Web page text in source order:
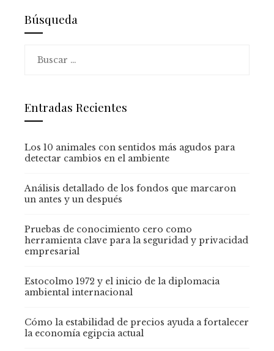
Búsqueda
Entradas Recientes
Los 10 animales con sentidos más agudos para
detectar cambios en el ambiente
Análisis detallado de los fondos que marcaron
un antes y un después
Pruebas de conocimiento cero como
herramienta clave para la seguridad y privacidad
empresarial
Estocolmo 1972 y el inicio de la diplomacia
ambiental internacional
Cómo la estabilidad de precios ayuda a fortalecer
la economía egipcia actual